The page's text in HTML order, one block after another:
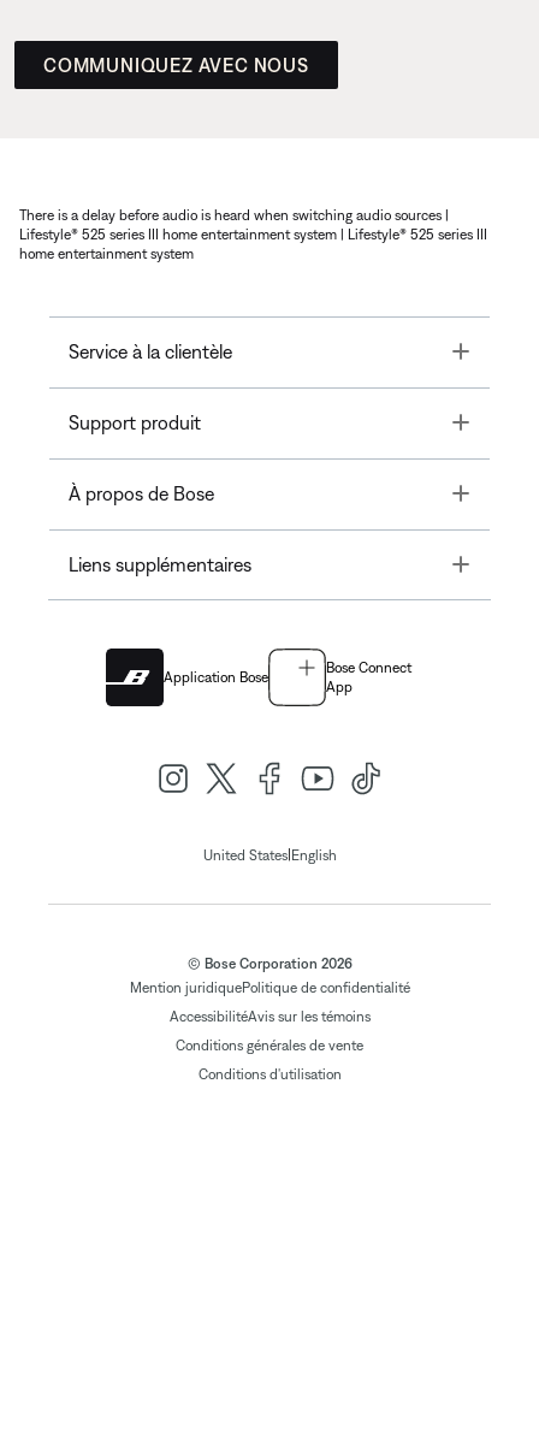
COMMUNIQUEZ AVEC NOUS
There is a delay before audio is heard when switching audio sources |
Lifestyle® 525 series III home entertainment system | Lifestyle® 525 series III
home entertainment system
Service à la clientèle Toggle
Support produit Toggle
À propos de Bose Toggle
Liens supplémentaires Toggle
Application Bose
Bose Connect
App
United States| English
© Bose Corporation 2026
Mention juridiquePolitique de confidentialité
AccessibilitéAvis sur les témoins
Conditions générales de vente
Conditions d'utilisation